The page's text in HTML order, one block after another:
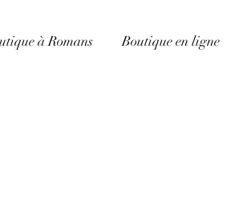
à Romans Boutique en ligne